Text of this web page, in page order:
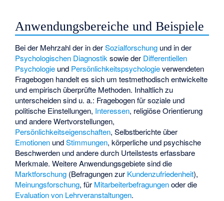
Anwendungsbereiche und Beispiele
Bei der Mehrzahl der in derSozialforschung und in der
Psychologischen Diagnostiksowie der Differentiellen
Psychologie und Persönlichkeitspsychologieverwendeten
Fragebogen handelt es sich um testmethodisch entwickelte
und empirisch überprüfte Methoden. Inhaltlich zu
unterscheiden sind u. a.: Fragebogen für soziale und
politische Einstellungen, Interessen, religiöse Orientierung
und andere Wertvorstellungen,
Persönlichkeitseigenschaften, Selbstberichte über
Emotionen undStimmungen, körperliche und psychische
Beschwerden und andere durch Urteilstests erfassbare
Merkmale. Weitere Anwendungsgebiete sind die
Marktforschung (Befragungen zur Kundenzufriedenheit),
Meinungsforschung, für Mitarbeiterbefragungenoder die
Evaluation von Lehrveranstaltungen.